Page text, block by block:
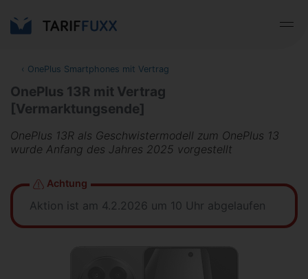
‹ OnePlus Smartphones mit Vertrag
OnePlus 13R mit Vertrag
[Vermarktungsende]
OnePlus 13R als Geschwistermodell zum OnePlus 13
wurde Anfang des Jahres 2025 vorgestellt
Achtung
Aktion ist am 4.2.2026 um 10 Uhr abgelaufen